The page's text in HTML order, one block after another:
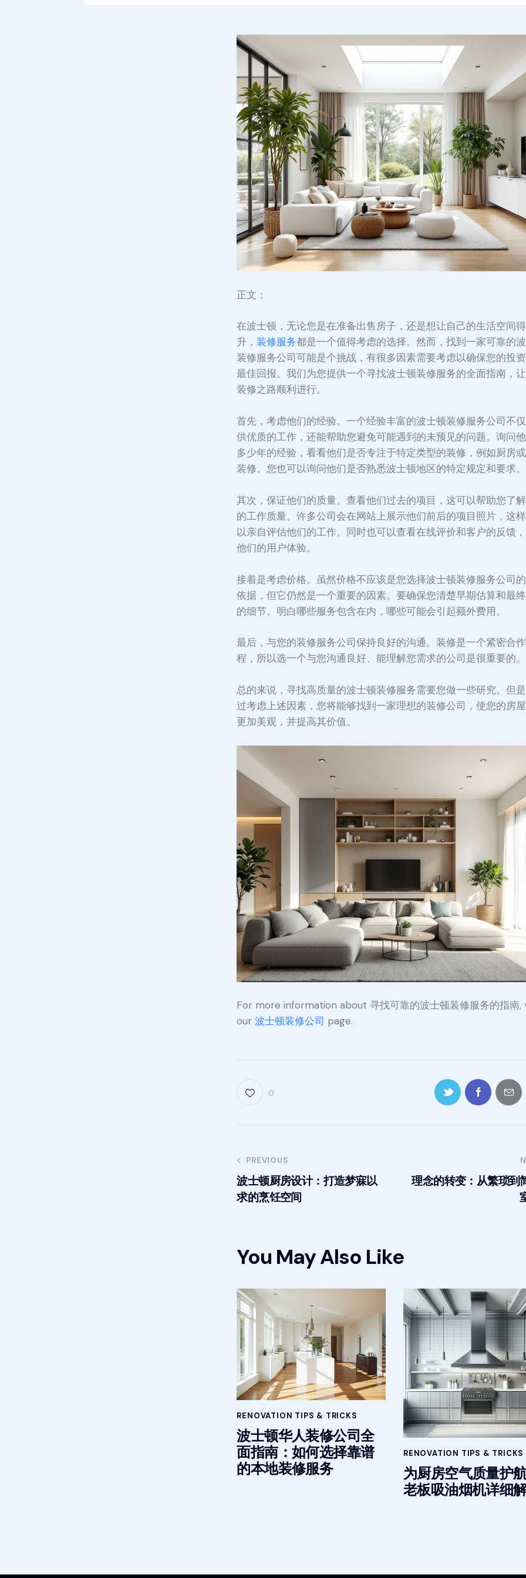
正文：
在波士顿，无论您是在准备出售房子，还是想让自己的生活空间
升，装修服务都是一个值得考虑的选择。然而，找到一家可靠的
装修服务公司可能是个挑战，有很多因素需要考虑以确保您的投
最佳回报。我们为您提供一个寻找波士顿装修服务的全面指南，
装修之路顺利进行。
首先，考虑他们的经验。一个经验丰富的波士顿装修服务公司不
供优质的工作，还能帮助您避免可能遇到的未预见的问题。询问
多少年的经验，看看他们是否专注于特定类型的装修，例如厨房
装修。您也可以询问他们是否熟悉波士顿地区的特定规定和要求。
其次，保证他们的质量。查看他们过去的项目，这可以帮助您了
的工作质量。许多公司会在网站上展示他们前后的项目照片，这
以亲自评估他们的工作。同时也可以查看在线评价和客户的反馈
他们的用户体验。
接着是考虑价格。虽然价格不应该是您选择波士顿装修服务公司
依据，但它仍然是一个重要的因素。要确保您清楚早期估算和最
的细节。明白哪些服务包含在内，哪些可能会引起额外费用。
最后，与您的装修服务公司保持良好的沟通。装修是一个紧密合
程，所以选一个与您沟通良好、能理解您需求的公司是很重要的。
总的来说，寻找高质量的波士顿装修服务需要您做一些研究。但
过考虑上述因素，您将能够找到一家理想的装修公司，使您的房
更加美观，并提高其价值。
For more information about 寻找可靠的波士顿装修服务的指南,
our波士顿装修公司 page.
0
PREVIOUS
波士顿厨房设计：打造梦寐以
求的烹饪空间
理念的转变：从繁琐到
You May Also Like
RENOVATION TIPS & TRICKS
波士顿华人装修公司全
面指南：如何选择靠谱
的本地装修服务
RENOVATION TIPS & TRICKS
为厨房空气质量护
老板吸油烟机详细